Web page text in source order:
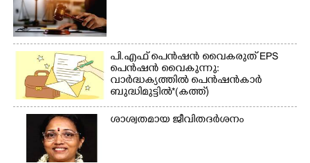
പി.എഫ് പെൻഷൻ വൈകരുത് EPS
പെൻഷൻ വൈകുന്നു:
വാർദ്ധക്യത്തിൽ പെൻഷൻകാർ
ബുദ്ധിമുട്ടിൽ*(കത്ത്)
ശാശ്വതമായ ജീവിതദർശനം